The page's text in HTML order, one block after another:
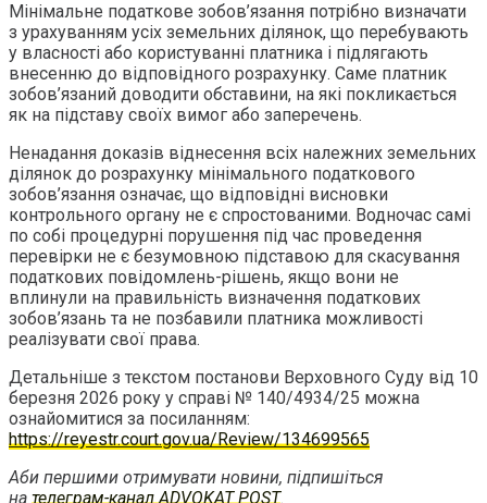
Мінімальне податкове зобов’язання потрібно визначати
з урахуванням усіх земельних ділянок, що перебувають
у власності або користуванні платника і підлягають
внесенню до відповідного розрахунку. Саме платник
зобов’язаний доводити обставини, на які покликається
як на підставу своїх вимог або заперечень.
Ненадання доказів віднесення всіх належних земельних
ділянок до розрахунку мінімального податкового
зобов’язання означає, що відповідні висновки
контрольного органу не є спростованими. Водночас самі
по собі процедурні порушення під час проведення
перевірки не є безумовною підставою для скасування
податкових повідомлень-рішень, якщо вони не
вплинули на правильність визначення податкових
зобов’язань та не позбавили платника можливості
реалізувати свої права.
Детальніше з текстом постанови Верховного Суду від 10
березня 2026 року у справі № 140/4934/25 можна
ознайомитися за посиланням:
https://reyestr.court.gov.ua/Review/134699565
Аби першими отримувати новини, підпишіться
на телеграм-канал ADVOKAT POST.